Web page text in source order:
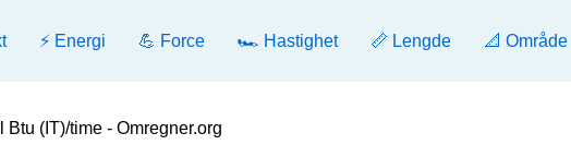
⚡ Energi 💪 Force 🏎️ Hastighet 📏 Lengde 📐 Område
(IT)/time - Omregner.org